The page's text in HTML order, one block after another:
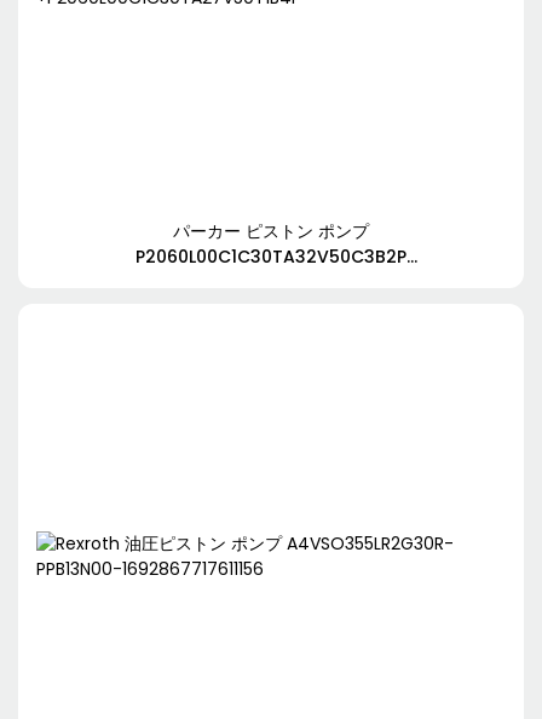
パーカー ピストン ポンプ
P2060L00C1C30TA32V50C3B2P